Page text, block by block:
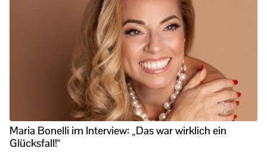
Maria Bonelli im Interview: „Das war wirklich ein
Glücksfall!“